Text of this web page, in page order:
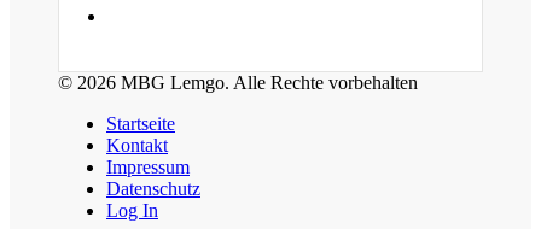
© 2026 MBG Lemgo. Alle Rechte vorbehalten
Startseite
Kontakt
Impressum
Datenschutz
Log In